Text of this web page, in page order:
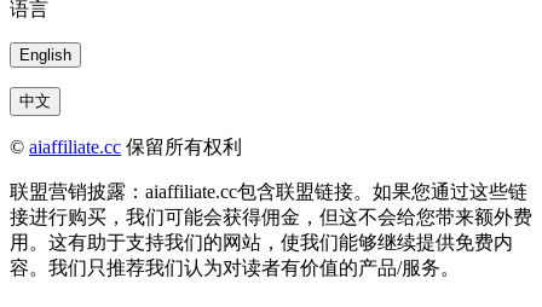
语言
English
中文
© aiaffiliate.cc 保留所有权利
联盟营销披露：aiaffiliate.cc包含联盟链接。如果您通过这些链
接进行购买，我们可能会获得佣金，但这不会给您带来额外费
用。这有助于支持我们的网站，使我们能够继续提供免费内
容。我们只推荐我们认为对读者有价值的产品/服务。